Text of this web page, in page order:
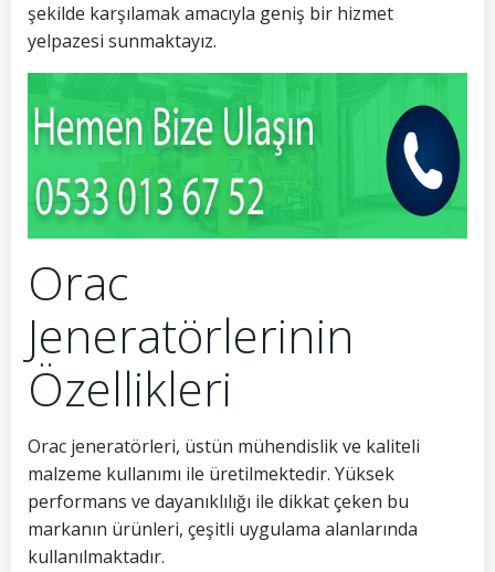
şekilde karşılamak amacıyla geniş bir hizmet
yelpazesi sunmaktayız.
Orac
Jeneratörlerinin
Özellikleri
Orac jeneratörleri, üstün mühendislik ve kaliteli
malzeme kullanımı ile üretilmektedir. Yüksek
performans ve dayanıklılığı ile dikkat çeken bu
markanın ürünleri, çeşitli uygulama alanlarında
kullanılmaktadır.